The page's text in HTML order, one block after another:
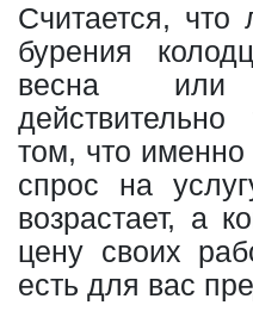
Считается,
бурения
весна
том, что
спрос на
возрастает, а
цену своих
есть для вас